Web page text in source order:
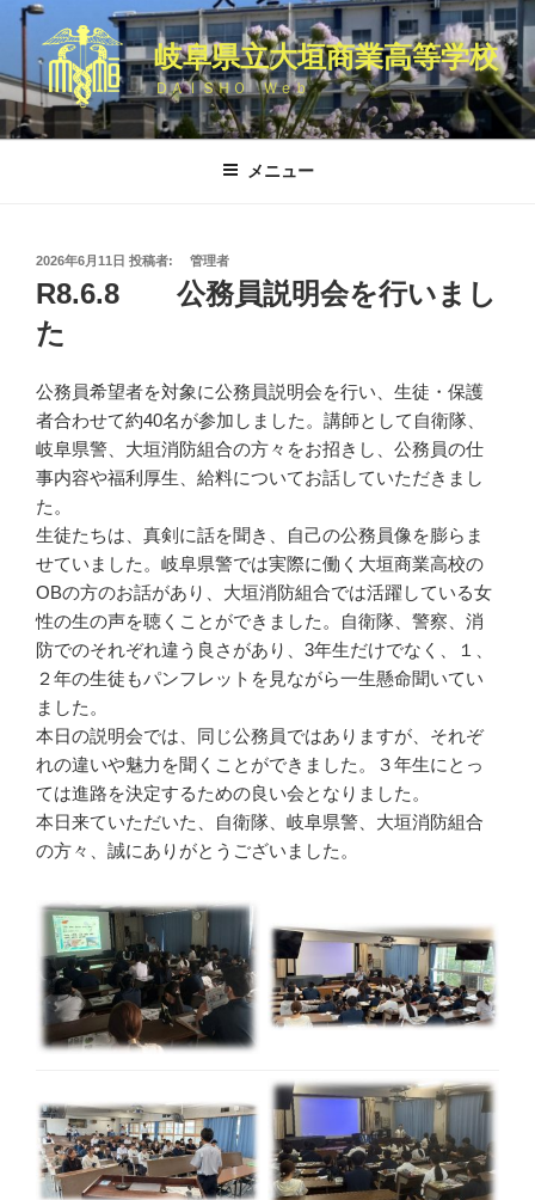
テ
ン
ツ
岐阜県立大垣商業高等学校
ＤＡＩＳＨＯ Ｗｅｂ
メニュー
投
稿
日:
2026年6月11日 投稿者: 管理者
R8.6.8 公務員説明会を行いまし
た
公務員希望者を対象に公務員説明会を行い、生徒・保護
者合わせて約40名が参加しました。講師として自衛隊、
岐阜県警、大垣消防組合の方々をお招きし、公務員の仕
事内容や福利厚生、給料についてお話していただきまし
た。
生徒たちは、真剣に話を聞き、自己の公務員像を膨らま
せていました。岐阜県警では実際に働く大垣商業高校の
OBの方のお話があり、大垣消防組合では活躍している女
性の生の声を聴くことができました。自衛隊、警察、消
防でのそれぞれ違う良さがあり、3年生だけでなく、１、
２年の生徒もパンフレットを見ながら一生懸命聞いてい
ました。
本日の説明会では、同じ公務員ではありますが、それぞ
れの違いや魅力を聞くことができました。３年生にとっ
ては進路を決定するための良い会となりました。
本日来ていただいた、自衛隊、岐阜県警、大垣消防組合
の方々、誠にありがとうございました。